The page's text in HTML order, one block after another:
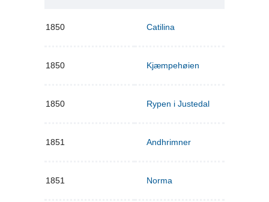
1850 Catilina
1850 Kjæmpehøien
1850 Rypen i Justedal
1851 Andhrimner
1851 Norma